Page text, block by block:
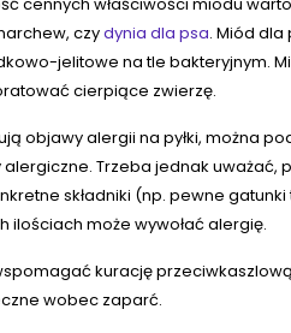
czydynia dla psa. Miód
jelitowe na tle bakteryjnym.
cierpiące zwierzę.
objawy alergii na pyłki, można
alergiczne. Trzeba jednak uważać,
składniki (np. pewne
ilościach może wywołać alergię.
kurację
wobec zaparć.